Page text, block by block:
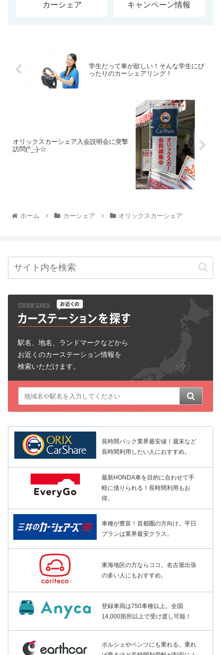
カーシェア キャンペーン情報
学生だって車が欲しい！そんな学生にぴ
ったりのカーシェアリング！
オリックスカーシェア入会説明会に突撃
訪問(^_-)-☆
ホーム カーシェア オリックスカーシェア
駅名、地名、ランドマークなどから
お近くのカーステーション情報を
検索いただけます。
長時間パック業界最安値！週末など
長時間利用したい人におすすめ。
最新HONDA車を目的に合わせて手
軽に借りられる！長時間利用もお
得。
車種が豊富！首都圏の方向け。平日
プランは業界最安クラス。
東海地区の方ならココ。名古屋出張
の多い人にもおすすめ。
登録車両は750車種以上。全国
14,000箇所以上で受け渡し可能！
ポルシェやベンツにも乗れる。乗れ